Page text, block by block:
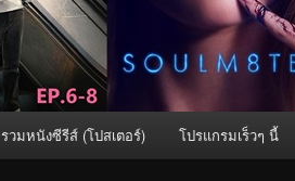
รวมหนังซีรีส์ (โปสเตอร์) โปรแกรมเร็วๆ นี้